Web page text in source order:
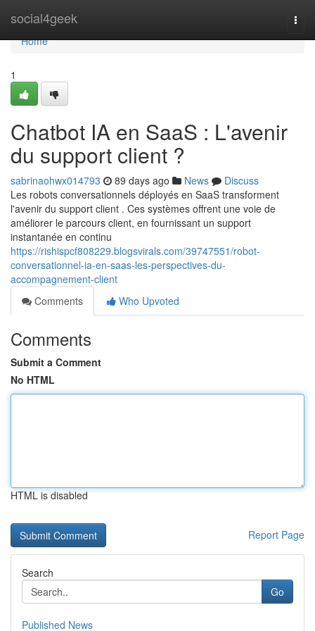
social4geek
Home
Home
1
Chatbot IA en SaaS : L'avenir
du support client ?
sabrinaohwx014793 89 days ago News
Discuss
Les robots conversationnels déployés en SaaS transforment
l'avenir du support client . Ces systèmes offrent une voie de
améliorer le parcours client, en fournissant un support
instantanée en continu
https://rishispcf808229.blogsvirals.com/39747551/robot-
conversationnel-ia-en-saas-les-perspectives-du-
accompagnement-client
Comments
Who Upvoted
Comments
Submit a Comment
No HTML
HTML is disabled
Report Page
Search
Go
Published News